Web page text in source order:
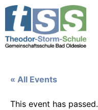
« All Events
This event has passed.